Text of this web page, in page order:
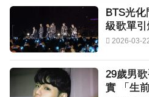
BTS光
級歌單
2026-03-
29歲男
實 「生